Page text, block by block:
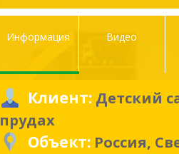
Информация Видео
Клиент: Детский
прудах
Объект: Россия,